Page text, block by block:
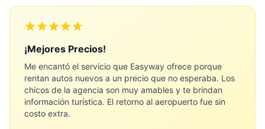
¡Mejores Precios!
Me encantó el servicio que Easyway ofrece porque
rentan autos nuevos a un precio que no esperaba. Los
chicos de la agencia son muy amables y te brindan
información turística. El retorno al aeropuerto fue sin
costo extra.